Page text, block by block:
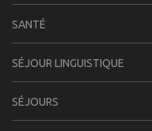
SANTÉ
SÉJOUR LINGUISTIQUE
SÉJOURS